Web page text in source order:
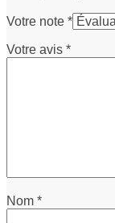
Votre note *
Votre avis *
Nom *